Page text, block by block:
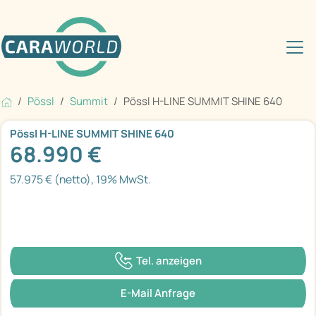
Pössl Summit Pössl H-LINE SUMMIT SHINE 640
Pössl H-LINE SUMMIT SHINE 640
68.990 €
57.975 € (netto), 19% MwSt.
Tel. anzeigen
E-Mail Anfrage